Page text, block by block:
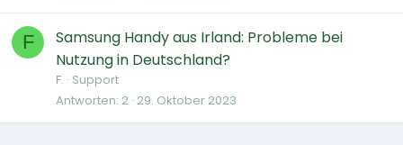
F
Samsung Handy aus Irland: Probleme bei
Nutzung in Deutschland?
F. Support
Antworten 2 29. Oktober 2023